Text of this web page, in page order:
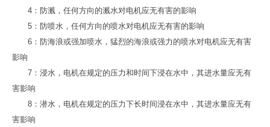
4：防溅，任何方向的溅水对电机应无有害的影响
5：防喷水，任何方向的喷水对电机应无有害的影响
6：防海浪或强加喷水，猛烈的海浪或强力的喷水对电机应无有害
影响
7：浸水，电机在规定的压力和时间下浸在水中，其进水量应无有
害影响
8：潜水，电机在规定的压力下长时间浸在水中，其进水量应无有
害影响